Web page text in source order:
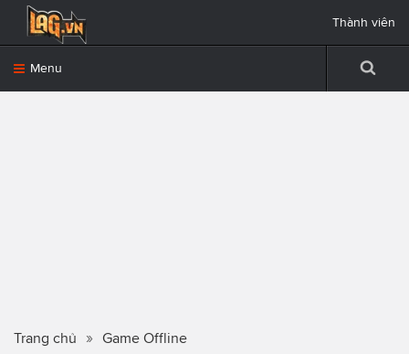
Menu
Thành viên
Trang chủ Game Offline